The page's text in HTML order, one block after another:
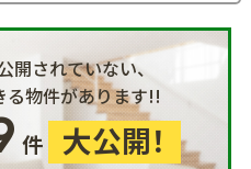
開されていない、
る物件があります!!
件 大公開！